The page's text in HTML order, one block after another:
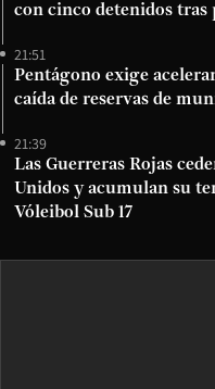
con cinco detenidos tras
21:51
Pentágono exige
caída de reservas de
21:39
Las Guerreras Rojas
Unidos y acumulan su
Vóleibol Sub 17